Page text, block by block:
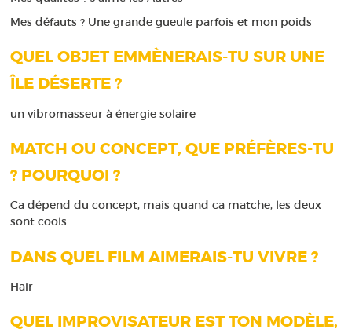
Mes défauts ? Une grande gueule parfois et mon poids
QUEL OBJET EMMÈNERAIS-TU SUR UNE
ÎLE DÉSERTE ?
un vibromasseur à énergie solaire
MATCH OU CONCEPT, QUE PRÉFÈRES-TU
? POURQUOI ?
Ca dépend du concept, mais quand ca matche, les deux
sont cools
DANS QUEL FILM AIMERAIS-TU VIVRE ?
Hair
QUEL IMPROVISATEUR EST TON MODÈLE,